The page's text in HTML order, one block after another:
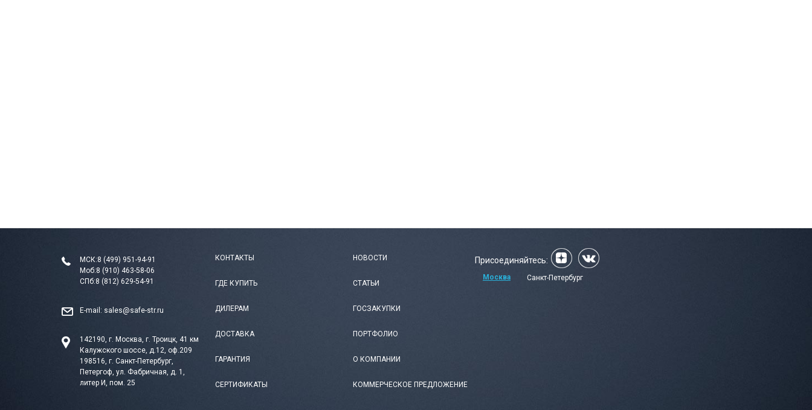
МСК:8 (499) 951-94-91
Моб:8 (910) 463-58-06
СПб:8 (812) 629-54-91
E-mail: sales@safe-str.ru
142190, г. Москва, г. Троицк, 41 км
Калужского шоссе, д.12, оф.209
198516, г. Санкт-Петербург,
Петергоф, ул. Фабричная, д. 1,
литер И, пом. 25
КОНТАКТЫ
ГДЕ КУПИТЬ
ДИЛЕРАМ
ДОСТАВКА
ГАРАНТИЯ
СЕРТИФИКАТЫ
НОВОСТИ
СТАТЬИ
ГОСЗАКУПКИ
ПОРТФОЛИО
О КОМПАНИИ
КОММЕРЧЕСКОЕ ПРЕДЛОЖЕНИЕ
Присоединяйтесь:
Москва Санкт-Петербург